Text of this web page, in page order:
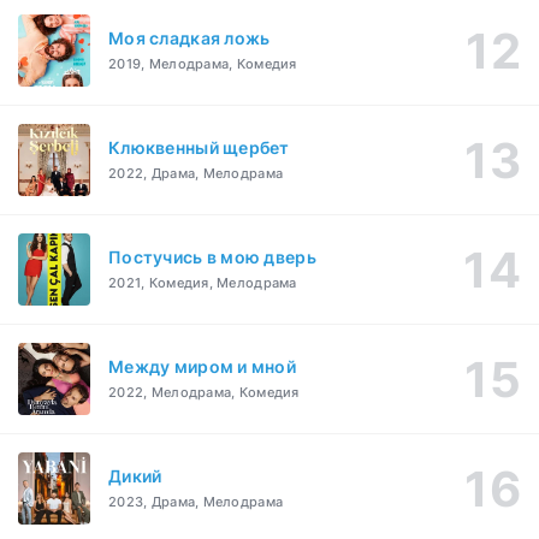
Моя сладкая ложь
2019, Мелодрама, Комедия
Клюквенный щербет
2022, Драма, Мелодрама
Постучись в мою дверь
2021, Комедия, Мелодрама
Между миром и мной
2022, Мелодрама, Комедия
Дикий
2023, Драма, Мелодрама